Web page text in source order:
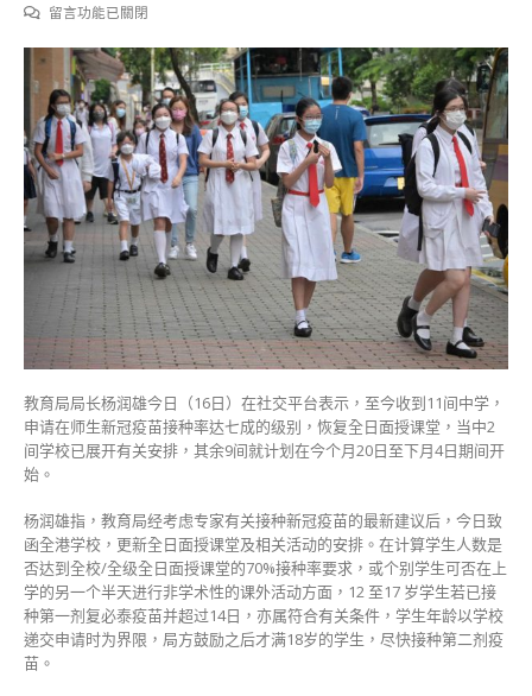
在
雄：
至
今
收
11
中
学
申
请
个
别
级
别
恢
复
全
日
授〉
中
留言功能已關閉
教育局局长杨润雄今日（16日）在社交平台表示，至今收到11间中学，
申请在师生新冠疫苗接种率达七成的级别，恢复全日面授课堂，当中2
间学校已展开有关安排，其余9间就计划在今个月20日至下月4日期间开
始。
杨润雄指，教育局经考虑专家有关接种新冠疫苗的最新建议后，今日致
函全港学校，更新全日面授课堂及相关活动的安排。在计算学生人数是
否达到全校/全级全日面授课堂的70%接种率要求，或个别学生可否在上
学的另一个半天进行非学术性的课外活动方面，12 至17 岁学生若已接
种第一剂复必泰疫苗并超过14日，亦属符合有关条件，学生年龄以学校
递交申请时为界限，局方鼓励之后才满18岁的学生，尽快接种第二剂疫
苗。